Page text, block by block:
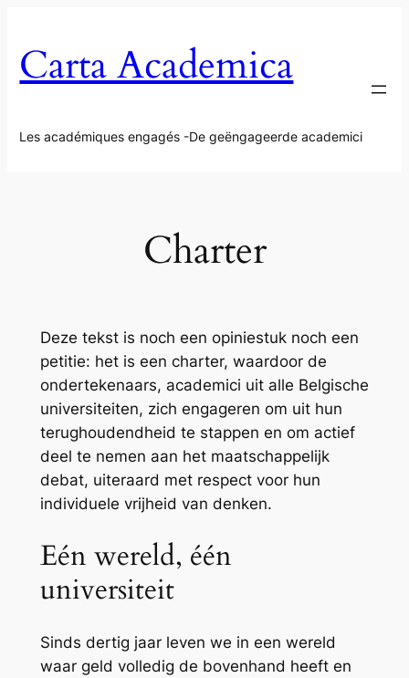
contenu
Carta Academica
Les académiques engagés -De geëngageerde academici
Charter
Deze tekst is noch een opiniestuk noch een
petitie: het is een charter, waardoor de
ondertekenaars, academici uit alle Belgische
universiteiten, zich engageren om uit hun
terughoudendheid te stappen en om actief
deel te nemen aan het maatschappelijk
debat, uiteraard met respect voor hun
individuele vrijheid van denken.
Eén wereld, één
universiteit
Sinds dertig jaar leven we in een wereld
waar geld volledig de bovenhand heeft en